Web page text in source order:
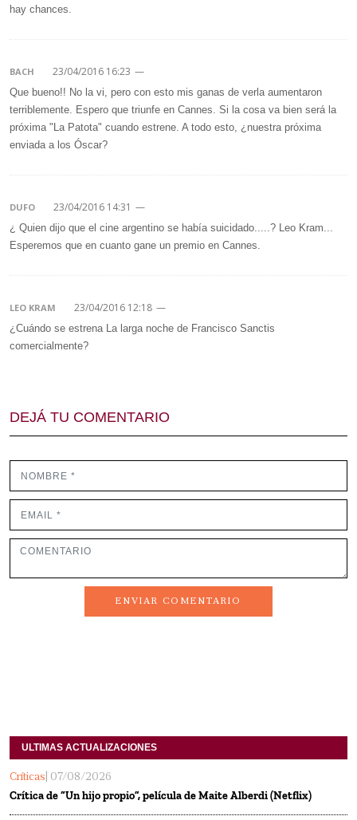
hay chances.
BACH 23/04/2016 16:23 —
Que bueno!! No la vi, pero con esto mis ganas de verla aumentaron
terriblemente. Espero que triunfe en Cannes. Si la cosa va bien será la
próxima "La Patota" cuando estrene. A todo esto, ¿nuestra próxima
enviada a los Óscar?
DUFO 23/04/2016 14:31 —
¿ Quien dijo que el cine argentino se había suicidado.....? Leo Kram...
Esperemos que en cuanto gane un premio en Cannes.
LEO KRAM 23/04/2016 12:18 —
¿Cuándo se estrena La larga noche de Francisco Sanctis
comercialmente?
DEJÁ TU COMENTARIO
ENVIAR COMENTARIO
ULTIMAS ACTUALIZACIONES
Críticas | 07/08/2026
Crítica de “Un hijo propio”, película de Maite Alberdi (Netflix)